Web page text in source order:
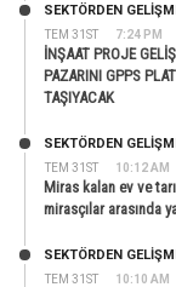
TEM 31ST 7:24 PM
SEKTÖRDEN
İNŞAAT PROJE
PAZARINI GPPS
TAŞIYACAK
TEM 31ST 10:12 AM
SEKTÖRDEN
Miras kalan ev ve
mirasçılar arasında
TEM 31ST 10:10 AM
SEKTÖRDEN